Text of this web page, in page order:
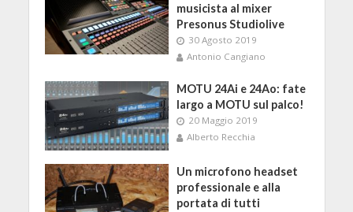
musicista al mixer
Presonus Studiolive
30 Agosto 2019
Antonio Cangiano
MOTU 24Ai e 24Ao: fate
largo a MOTU sul palco!
20 Maggio 2019
Alberto Recchia
Un microfono headset
professionale e alla
portata di tutti